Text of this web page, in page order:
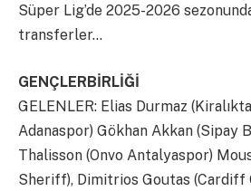
Süper Lig’de 2025-2026
transferler…
GENÇLERBİRLİĞİ
GELENLER: Elias Durmaz
Adanaspor) Gökhan Akkan (Sipay
Thalisson (Onvo Antalyaspor)
Sheriff), Dimitrios Goutas (Cardiff